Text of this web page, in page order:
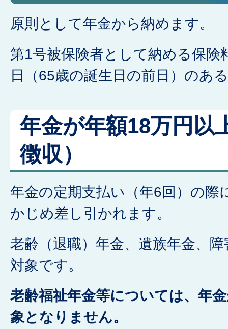
原則として年金から納めます。
第1号被保険者として納める保険
日（65歳の誕生日の前日）のあ
年金が年額18万円以
徴収）
年金の定期支払い（年6回）の際
かじめ差し引かれます。
老齢（退職）年金、遺族年金、
対象です。
老齢福祉年金等については、年
象となりません。